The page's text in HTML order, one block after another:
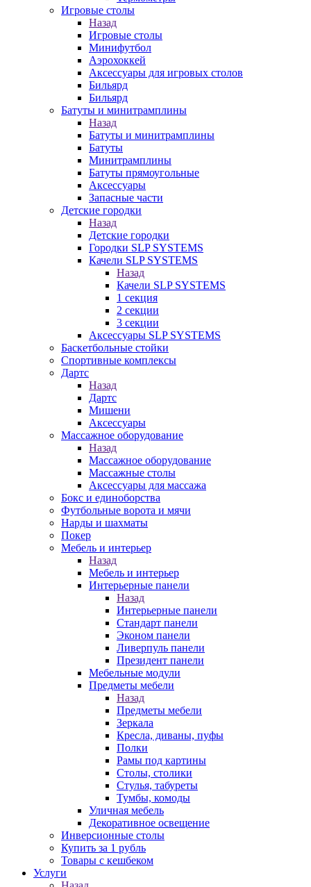
Игровые столы
Назад
Игровые столы
Минифутбол
Аэрохоккей
Аксессуары для игровых столов
Бильяpд
Бильяpд
Батуты и минитрамплины
Назад
Батуты и минитрамплины
Батуты
Минитрамплины
Батуты прямоугольные
Аксессуары
Запасные части
Детские городки
Назад
Детские городки
Городки SLP SYSTEMS
Качели SLP SYSTEMS
Назад
Качели SLP SYSTEMS
1 секция
2 секции
3 секции
Аксессуары SLP SYSTEMS
Баскетбольные стойки
Спортивные комплексы
Дартс
Назад
Дартс
Мишени
Аксессуары
Массажное оборудование
Назад
Массажное оборудование
Массажные столы
Аксессуары для массажа
Бокс и единоборства
Футбольные ворота и мячи
Нарды и шахматы
Покер
Мебель и интерьер
Назад
Мебель и интерьер
Интерьерные панели
Назад
Интерьерные панели
Стандарт панели
Эконом панели
Ливерпуль панели
Президент панели
Мебельные модули
Предметы мебели
Назад
Предметы мебели
Зеркала
Кресла, диваны, пуфы
Полки
Рамы под картины
Столы, столики
Стулья, табуреты
Тумбы, комоды
Уличная мебель
Декоративное освещение
Инверсионные столы
Купить за 1 рубль
Товары с кешбеком
Услуги